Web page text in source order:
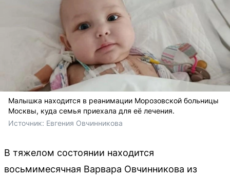
Малышка находится в реанимации Морозовской больницы
Москвы, куда семья приехала для её лечения.
Источник: Евгения Овчинникова
В тяжелом состоянии находится
восьмимесячная Варвара Овчинникова из